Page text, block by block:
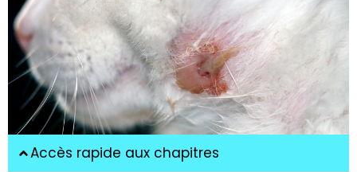
Accès rapide aux chapitres